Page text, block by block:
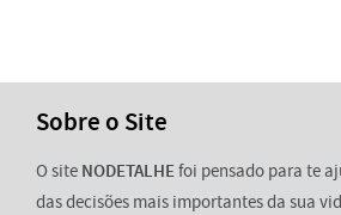
Sobre o Site
O site NODETALHEfoi pensado para te
das decisões mais importantes da sua